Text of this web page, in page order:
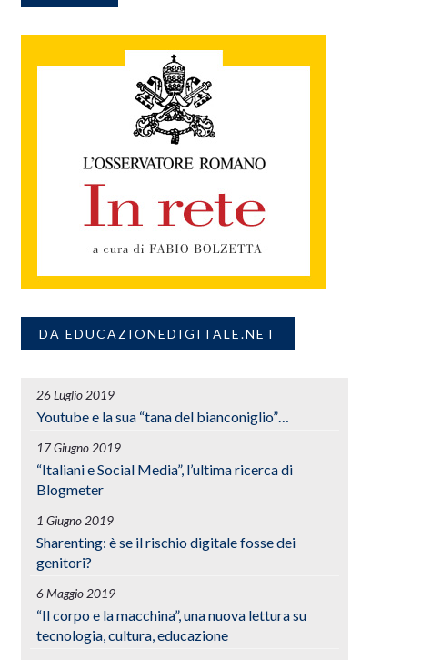
DA EDUCAZIONEDIGITALE.NET
26 Luglio 2019
Youtube e la sua “tana del bianconiglio”…
17 Giugno 2019
“Italiani e Social Media”, l’ultima ricerca di
Blogmeter
1 Giugno 2019
Sharenting: è se il rischio digitale fosse dei
genitori?
6 Maggio 2019
“Il corpo e la macchina”, una nuova lettura su
tecnologia, cultura, educazione